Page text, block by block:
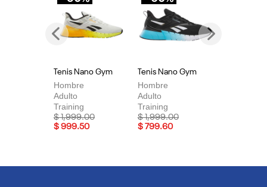
Tenis Nano Gym
Hombre
Adulto
Training
Price reduced from
$ 1,999.00to
$ 999.50
Tenis Nano Gym
Hombre
Adulto
Training
Price reduced from
$ 1,999.00to
$ 799.60
Previous